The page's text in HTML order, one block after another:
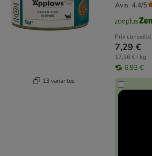
13 variantes
Prix conseillé
7,29 €
17,36 € / kg
6,93 €
Avis: 4.4/5